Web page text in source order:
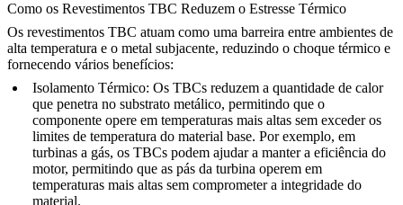
Como os Revestimentos TBC Reduzem o Estresse Térmico
Os revestimentos TBC atuam como uma barreira entre ambientes de
alta temperatura e o metal subjacente, reduzindo o choque térmico e
fornecendo vários benefícios:
Isolamento Térmico: Os TBCs reduzem a quantidade de calor
que penetra no substrato metálico, permitindo que o
componente opere em temperaturas mais altas sem exceder os
limites de temperatura do material base. Por exemplo, em
turbinas a gás, os TBCs podem ajudar a manter a eficiência do
motor, permitindo que as pás da turbina operem em
temperaturas mais altas sem comprometer a integridade do
material.